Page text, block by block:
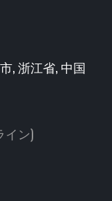
市, 浙江省, 中国
イン)